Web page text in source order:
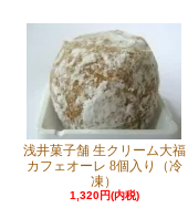
浅井菓子舗 生クリーム大福
カフェオーレ 8個入り（冷
凍）
1,320円(内税)